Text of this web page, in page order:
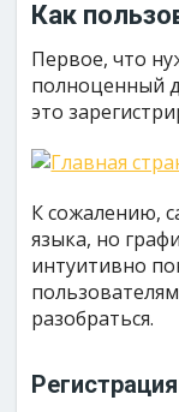
Как
Первое, что
полноценный
это
К сожалению,
языка, но
интуитивно
разобраться.